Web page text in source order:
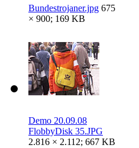
Bundestrojaner.jpg 675
× 900; 169 KB
Demo 20.09.08
FlobbyDisk 35.JPG
2.816 × 2.112; 667 KB